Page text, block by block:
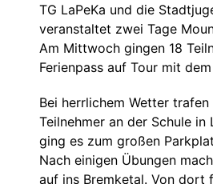
TG LaPeKa und die
veranstaltet zwei Tage
Am Mittwoch gingen 18
Ferienpass auf Tour mit
Bei herrlichem Wetter
Teilnehmer an der Schule in
ging es zum großen
Nach einigen Übungen
auf ins Bremketal. Von dort